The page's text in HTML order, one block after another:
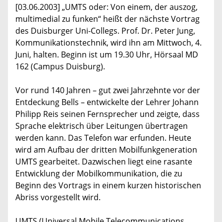
[03.06.2003] „UMTS oder: Von einem, der auszog,
multimedial zu funken“ heißt der nächste Vortrag
des Duisburger Uni-Collegs. Prof. Dr. Peter Jung,
Kommunikationstechnik, wird ihn am Mittwoch, 4.
Juni, halten. Beginn ist um 19.30 Uhr, Hörsaal MD
162 (Campus Duisburg).
Vor rund 140 Jahren – gut zwei Jahrzehnte vor der
Entdeckung Bells – entwickelte der Lehrer Johann
Philipp Reis seinen Fernsprecher und zeigte, dass
Sprache elektrisch über Leitungen übertragen
werden kann. Das Telefon war erfunden. Heute
wird am Aufbau der dritten Mobilfunkgeneration
UMTS gearbeitet. Dazwischen liegt eine rasante
Entwicklung der Mobilkommunikation, die zu
Beginn des Vortrags in einem kurzen historischen
Abriss vorgestellt wird.